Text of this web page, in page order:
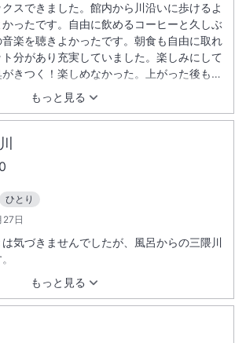
もっと見る
スできました。館内から川沿いに歩けるよ
ったです。自由に飲めるコーヒーと久しぶ
楽を聴きよかったです。朝食も自由に取れ
分があり充実していました。楽しみにして
きつく！楽しめなかった。上がった後もな
でした。衛生上の管理だとは思うのです
ときついかな。近くに美味しいギョーザの専
った。
ひとり
27日
もっと見る
気づきませんでしたが、風呂からの三隈川